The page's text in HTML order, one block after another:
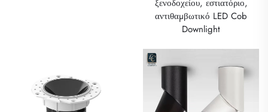
ξενοδοχείου, εστιατόριο,
αντιθαμβωτικό LED Cob
Downlight